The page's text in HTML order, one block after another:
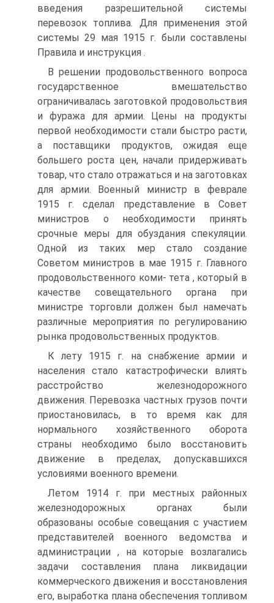
введения разрешительной системы
перевозок топлива. Для применения этой
системы 29 мая 1915 г. были составлены
Правила и инструкция .
В решении продовольственного вопроса
государственное вмешательство
ограничивалась заготовкой продовольствия
и фуража для армии. Цены на продукты
первой необходимости стали быстро расти,
а поставщики продуктов, ожидая еще
большего роста цен, начали придерживать
товар, что стало отражаться и на заготовках
для армии. Военный министр в феврале
1915 г. сделал представление в Совет
министров о необходимости принять
срочные меры для обуздания спекуляции.
Одной из таких мер стало создание
Советом министров в мае 1915 г. Главного
продовольственного коми- тета , который в
качестве совещательного органа при
министре торговли должен был намечать
различные мероприятия по регулированию
рынка продовольственных продуктов.
К лету 1915 г. на снабжение армии и
населения стало катастрофически влиять
расстройство железнодорожного
движения. Перевозка частных грузов почти
приостановилась, в то время как для
нормального хозяйственного оборота
страны необходимо было восстановить
движение в пределах, допускавшихся
условиями военного времени.
Летом 1914 г. при местных районных
железнодорожных органах были
образованы особые совещания с участием
представителей военного ведомства и
администрации , на которые возлагались
задачи составления плана ликвидации
коммерческого движения и восстановления
его, выработка плана обеспечения топливом